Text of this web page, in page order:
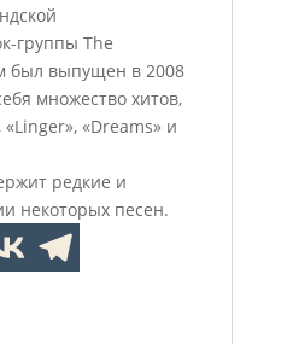
группы The
был выпущен в 2008
множество хитов,
«Linger», «Dreams» и
редкие и
некоторых песен.